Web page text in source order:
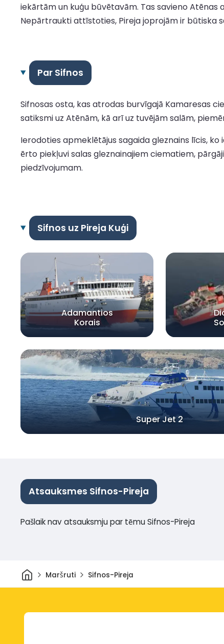
iekārtām un kuģu būvētavām. Tas savieno
Nepārtraukti attīstoties, Pireja joprojām ir būtiska
Par Sifnos
Sifnosas osta, kas atrodas burvīgajā Kamaresas
satiksmi uz Atēnām, kā arī uz tuvējām salām,
Ierodoties apmeklētājus sagaida gleznains līcis,
ērto piekļuvi salas gleznainajiem ciematiem,
piedzīvojumam.
Sifnos uz Pireja Kuģi
Adamantios
Korais
Super Jet 2
Atsauksmes Sifnos-Pireja
Pašlaik nav atsauksmju par tēmu Sifnos-Pireja
Sākums
Maršruti Sifnos-Pireja